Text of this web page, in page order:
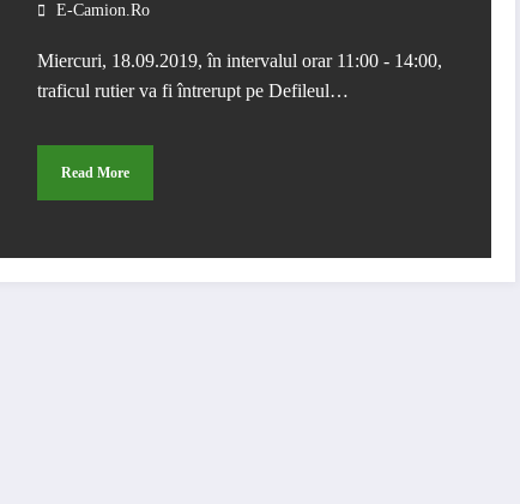
E-Camion.ro
Miercuri, 18.09.2019, în intervalul orar 11:00 - 14:00,
traficul rutier va fi întrerupt pe Defileul…
Read More